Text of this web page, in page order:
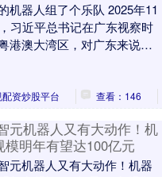
机器人组了个乐队 2025年11
习近平总书记在广东视察时
港澳大湾区，对广东来说既
也是难得的发展机遇。要锚
资炒股平台
查看：146
元机器人又有大动作！机
模明年有望达100亿元
元机器人又有大动作！机器